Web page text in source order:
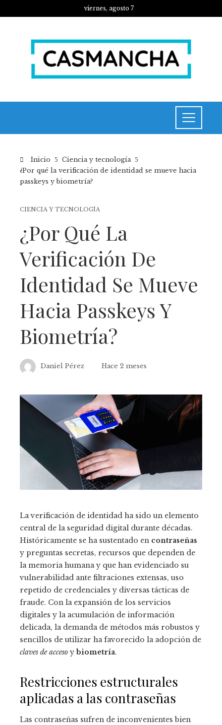
viernes, agosto 7
Inicio
Ciencia y tecnología
¿Por qué la verificación de identidad se mueve hacia
passkeys y biometría?
CIENCIA Y TECNOLOGÍA
¿Por Qué La
Verificación De
Identidad Se Mueve
Hacia Passkeys Y
Biometría?
Daniel Pérez Hace 2 meses
La verificación de identidad ha sido un elemento
central de la seguridad digital durante décadas.
Históricamente se ha sustentado en contraseñas
y preguntas secretas, recursos que dependen de
la memoria humana y que han evidenciado su
vulnerabilidad ante filtraciones extensas, uso
repetido de credenciales y diversas tácticas de
fraude. Con la expansión de los servicios
digitales y la acumulación de información
delicada, la demanda de métodos más robustos y
sencillos de utilizar ha favorecido la adopción de
claves de acceso y biometría.
Restricciones estructurales
aplicadas a las contraseñas
Las contraseñas sufren de inconvenientes bien